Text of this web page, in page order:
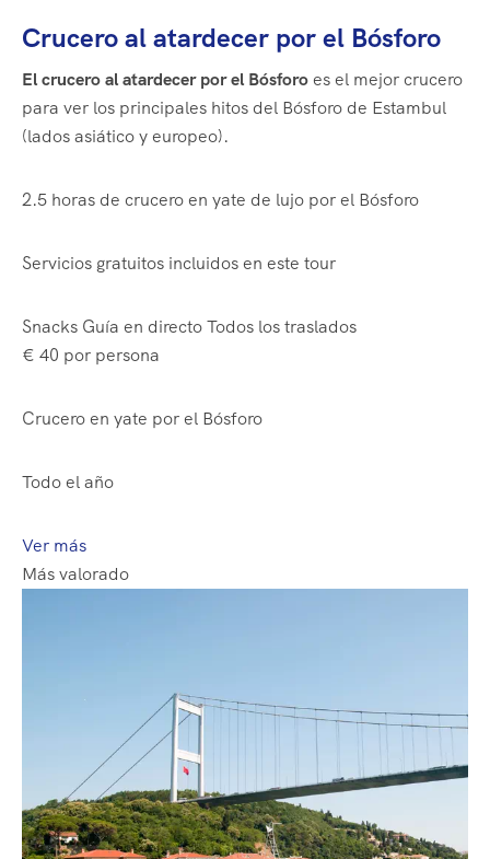
Crucero al atardecer por el Bósforo
El crucero al atardecer por el Bósforoes el mejor crucero
para ver los principales hitos del Bósforo de Estambul
(lados asiático y europeo).
2.5 horas de crucero en yate de lujo por el Bósforo
Servicios gratuitos incluidos en este tour
Snacks Guía en directoTodos los traslados
€ 40 por persona
Crucero en yate por el Bósforo
Todo el año
Ver más
Más valorado